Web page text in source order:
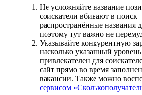
Не усложняйте название
соискатели вбивают в поиск
распространённые названия
поэтому тут важно не
Указывайте конкурентную
насколько указанный уровень
привлекателен для
сайт прямо во время
вакансии. Также можно
сервисом